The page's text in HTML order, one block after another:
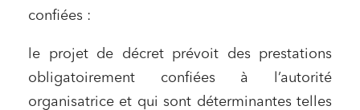
confiées :
le projet de décret prévoit des prestations
obligatoirement confiées à l’autorité
organisatrice et qui sont déterminantes telles